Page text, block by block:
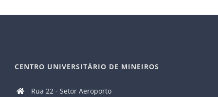
CENTRO UNIVERSITÁRIO DE MINEIROS
Rua 22 - Setor Aeroporto